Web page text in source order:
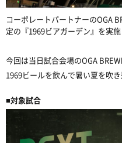
コーポレートパートナーのOGA
定の『1969ビアガーデン』を実施
今回は当日試合会場のOGA
1969ビールを飲んで暑い夏を吹
■対象試合